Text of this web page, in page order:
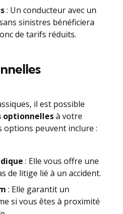
: Un conducteur avec un
sinistres bénéficiera
de tarifs réduits.
il est possible
optionnellesà votre
options peuvent inclure :
: Elle vous offre une
de litige lié à un accident.
: Elle garantit un
si vous êtes à proximité